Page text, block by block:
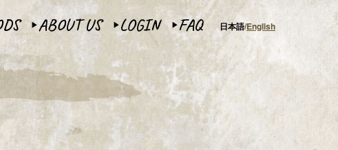
▶︎ABOUT US ▶︎ LOGIN ▶︎FAQ 日本語English